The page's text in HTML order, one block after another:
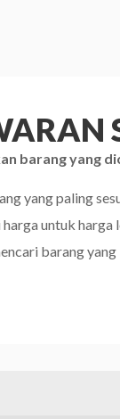
barang yang
yang paling
harga untuk harga
barang